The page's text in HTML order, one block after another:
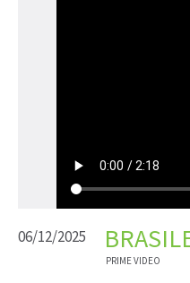
06/12/2025
PRIME VIDEO